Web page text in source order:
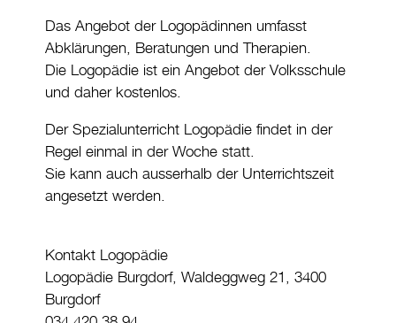
Das Angebot der Logopädinnen umfasst
Abklärungen, Beratungen und Therapien.
Die Logopädie ist ein Angebot der Volksschule
und daher kostenlos.
Der Spezialunterricht Logopädie findet in der
Regel einmal in der Woche statt.
Sie kann auch ausserhalb der Unterrichtszeit
angesetzt werden.
Kontakt Logopädie
Logopädie Burgdorf, Waldeggweg 21, 3400
Burgdorf